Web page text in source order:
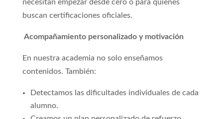
necesitan empezar desde cero o para quienes
buscan certificaciones oficiales.
Acompañamiento personalizado y motivación
En nuestra academia no solo enseñamos
contenidos. También:
Detectamos las dificultades individuales de cada
alumno.